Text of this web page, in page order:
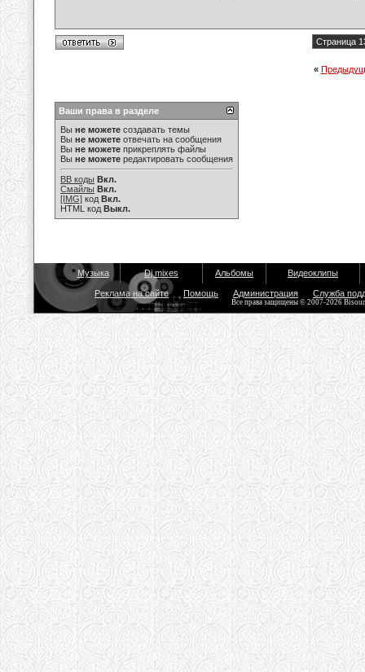
Страница
«
Ваши права в разделе
Вы не можете создавать темы
Вы не можете отвечать на сообщения
Вы не можете прикреплять файлы
Вы не можете редактировать сообщения
BB коды Вкл.
Смайлы Вкл.
[IMG] код Вкл.
HTML код Выкл.
Музыка Dj mixes Альбомы Видеоклипы
Реклама на сайте Помощь Администрация Служба
Все права защищены © 2007-2026